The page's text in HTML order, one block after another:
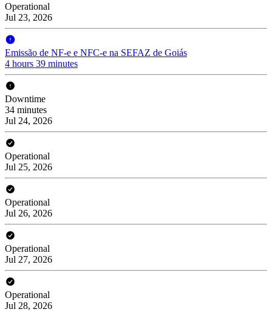
Operational
Jul 23, 2026
Emissão de NF-e e NFC-e na SEFAZ de Goiás
4 hours 39 minutes
Downtime
34 minutes
Jul 24, 2026
Operational
Jul 25, 2026
Operational
Jul 26, 2026
Operational
Jul 27, 2026
Operational
Jul 28, 2026